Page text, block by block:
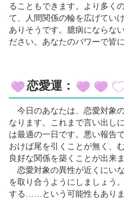
ることもできます。より多く
て、人間関係の輪を広げてい
ありそうです。臆病にならな
ださい。あなたのパワーで皆
恋愛運：
今日のあなたは、恋愛対象
なります。これまで言い出し
は最適の一日です。悪い報告
おけば尾を引くことが無く、
良好な関係を築くことが出来ま
恋愛対象の異性が近くにい
を取り合うようにしましょう
する……という可能性もあり